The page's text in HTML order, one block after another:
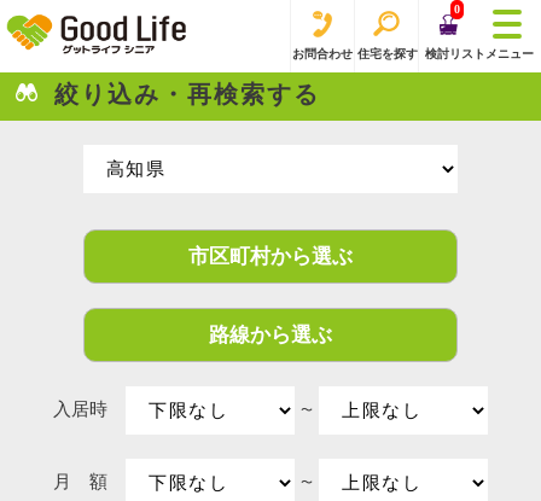
お問合わせ 住宅を探す
0
検討リスト メニュー
絞り込み・再検索する
市区町村から選ぶ
路線から選ぶ
入居時 〜
月 額 〜